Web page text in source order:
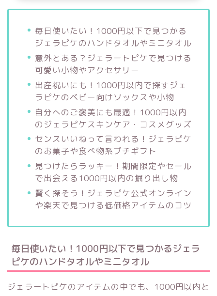
毎日使いたい！1000円以下で見つかる
ジェラピケのハンドタオルやミニタオル
意外とある？ジェラートピケで見つける
可愛い小物やアクセサリー
出産祝いにも！1000円以内で探すジェ
ラピケのベビー向けソックスや小物
自分へのご褒美にも最適！1000円以内
のジェラピケスキンケア・コスメグッズ
センスいいねって言われる！ジェラピケ
のお菓子や食べ物系プチギフト
見つけたらラッキー！期間限定やセール
で出会える1000円以内の掘り出し物
賢く探そう！ジェラピケ公式オンライン
や楽天で見つける低価格アイテムのコツ
毎日使いたい！1000円以下で見つかるジェラ
ピケのハンドタオルやミニタオル
ジェラートピケのアイテムの中でも、1000円以内と